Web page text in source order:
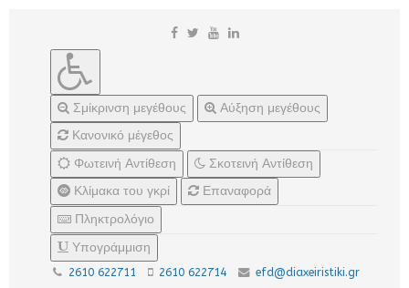
Σμίκρινση μεγέθους
Αύξηση μεγέθους
Κανονικό μέγεθος
Φωτεινή Αντίθεση
Σκοτεινή Αντίθεση
Κλίμακα του γκρί
Επαναφορά
Πληκτρολόγιο
Υπογράμμιση
2610 622711 2610 622714 efd@diaxeiristiki.gr